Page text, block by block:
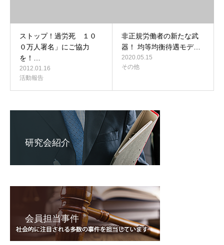
ストップ！過労死 １０
０万人署名」にご協力
を！…
2012.01.16
活動報告
非正規労働者の新たな武
器！ 均等均衡待遇モデ…
2020.05.15
その他
研究会紹介
会員担当事件